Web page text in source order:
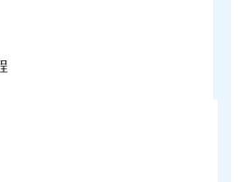
智慧，守夏日安康
推出"一站式"出入院服务，
家组莅临我院督导临床教学